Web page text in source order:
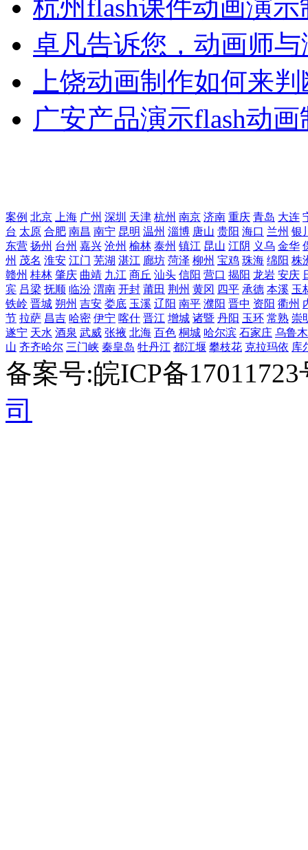
杭州flash课件动画演
卓凡告诉您，动画师
上饶动画制作如何来
广安产品演示flash动
案例 北京 上海 广州 深圳 天津 杭州 南京 济南 重庆 青岛 大连
台 太原 合肥 南昌 南宁 昆明 温州 淄博 唐山 贵阳 海口 兰州 银
东营 扬州 台州 嘉兴 沧州 榆林 泰州 镇江 昆山 江阴 义乌 金华
州 茂名 淮安 江门 芜湖 湛江 廊坊 菏泽 柳州 宝鸡 珠海 绵阳 株
赣州 桂林 肇庆 曲靖 九江 商丘 汕头 信阳 营口 揭阳 龙岩 安庆
宾 吕梁 抚顺 临汾 渭南 开封 莆田 荆州 黄冈 四平 承德 本溪 玉
铁岭 晋城 朔州 吉安 娄底 玉溪 辽阳 南平 濮阳 晋中 资阳 衢州
节 拉萨 昌吉 哈密 伊宁 喀什 晋江 增城 诸暨 丹阳 玉环 常熟 崇
遂宁 天水 酒泉 武威 张掖 北海 百色 桐城 哈尔滨 石家庄 乌鲁
山 齐齐哈尔 三门峡 秦皇岛 牡丹江 都江堰 攀枝花 克拉玛依 库
备案号:皖ICP备
司